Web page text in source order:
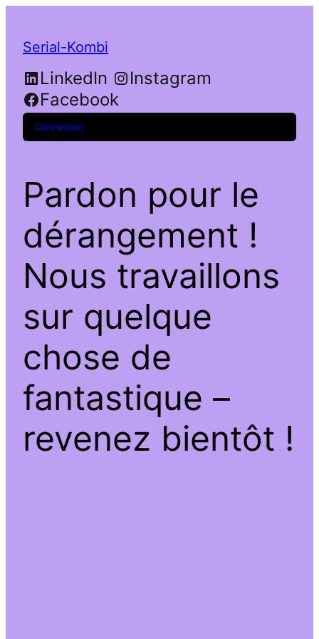
Serial-Kombi
LinkedIn
Instagram
Facebook
Connexion
Pardon pour le
dérangement !
Nous travaillons
sur quelque
chose de
fantastique –
revenez bientôt !